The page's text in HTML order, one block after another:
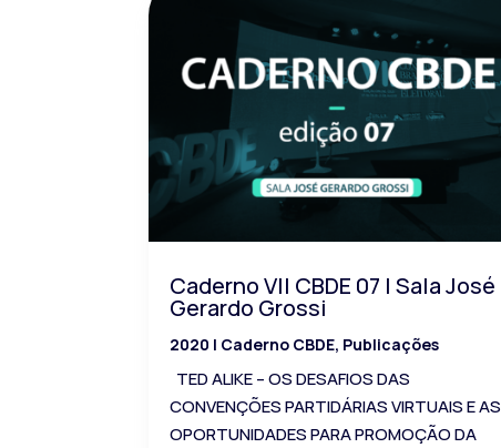
Caderno VII CBDE 07 | Sala José
Gerardo Grossi
2020 | Caderno CBDE, Publicações
TED ALIKE – OS DESAFIOS DAS
CONVENÇÕES PARTIDÁRIAS VIRTUAIS E AS
OPORTUNIDADES PARA PROMOÇÃO DA